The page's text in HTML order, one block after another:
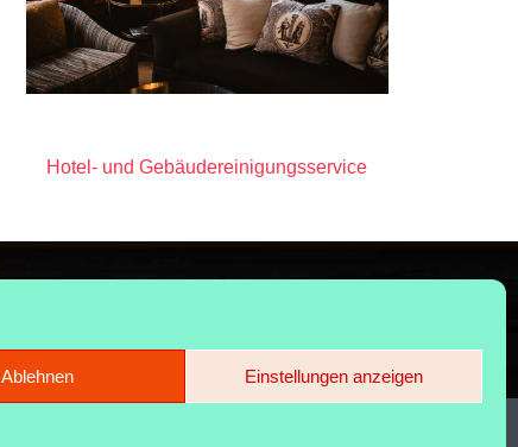
Ablehnen Einstellungen anzeigen
Hotel- und Gebäudereinigungsservice